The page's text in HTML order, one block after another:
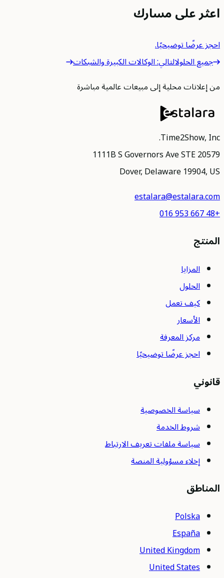
اعثر على مسارك
احجز عرضًا توضيحيًا.
جميع الحلولالتالي:الوكالات الكبيرة والشبكات
من إعلانات محلية إلى مبيعات عالمية مباشرة
Time2Show, Inc.
1111B S Governors Ave STE 20579
Dover, Delaware 19904, US
estalara@estalara.com
+48 667 953 016
المنتج
المزايا
الحلول
كيف تعمل
الأسعار
مركز المعرفة
احجز عرضًا توضيحيًا
قانوني
سياسة الخصوصية
شروط الخدمة
سياسة ملفات تعريف الارتباط
إخلاء مسؤولية المنصة
المناطق
Polska
España
United Kingdom
United States